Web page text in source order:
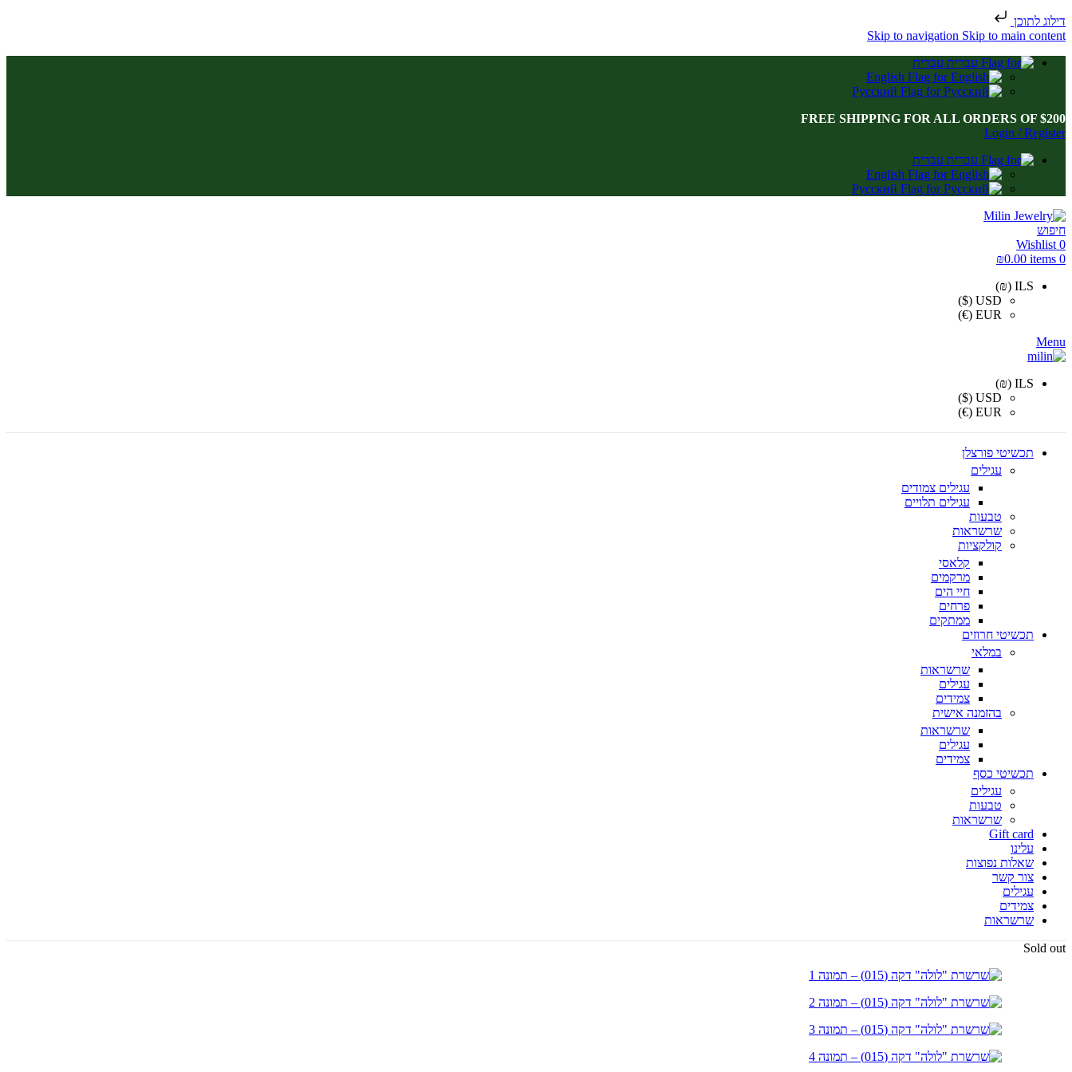
דילוג לתוכן
Skip to navigation Skip to main content
עברית
English
Русский
FREE SHIPPING FOR ALL ORDERS OF $200
Login / Register
עברית
English
Русский
חיפוש
0
Wishlist
0
items
₪0.00
ILS (₪)
USD ($)
EUR (€)
Menu
ILS (₪)
USD ($)
EUR (€)
תכשיטי פורצלן
עגילים
עגילים צמודים
עגילים תלויים
טבעות
שרשראות
קולקציות
קלאסי
מרקמים
חיי הים
פרחים
ממתקים
תכשיטי חרוזים
במלאי
שרשראות
עגילים
צמידים
בהזמנה אישית
שרשראות
עגילים
צמידים
תכשיטי כסף
עגילים
טבעות
שרשראות
Gift card
עלינו
שאלות נפוצות
צור קשר
עגילים
צמידים
שרשראות
Sold out